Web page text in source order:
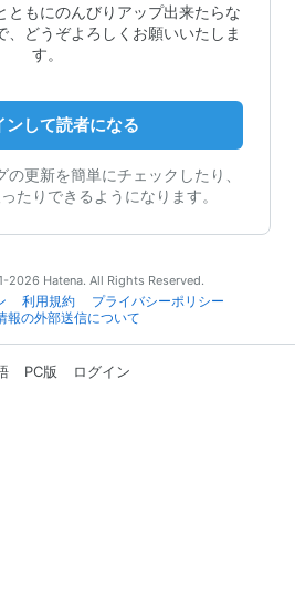
ともにのんびりアップ出来たらな
、どうぞよろしくお願いいたしま
す。
ンして読者になる
更新を簡単にチェックしたり、
たりできるようになります。
2026 Hatena. All Rights Reserved.
利用規約
プライバシーポリシー
報の外部送信について
PC版 ログイン